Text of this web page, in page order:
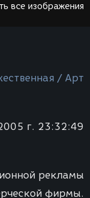
все изображения
/ Арт
г. 23:32:49
рекламы
фирмы.